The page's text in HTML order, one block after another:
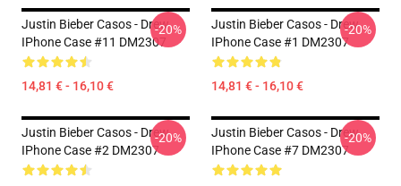
Justin Bieber Casos - Drew
IPhone Case #11 DM2307
14,81 € - 16,10 €
-20%
Justin Bieber Casos - Drew
IPhone Case #1 DM2307
14,81 € - 16,10 €
-20%
Justin Bieber Casos - Drew
IPhone Case #2 DM2307
-20%
Justin Bieber Casos - Drew
IPhone Case #7 DM2307
-20%